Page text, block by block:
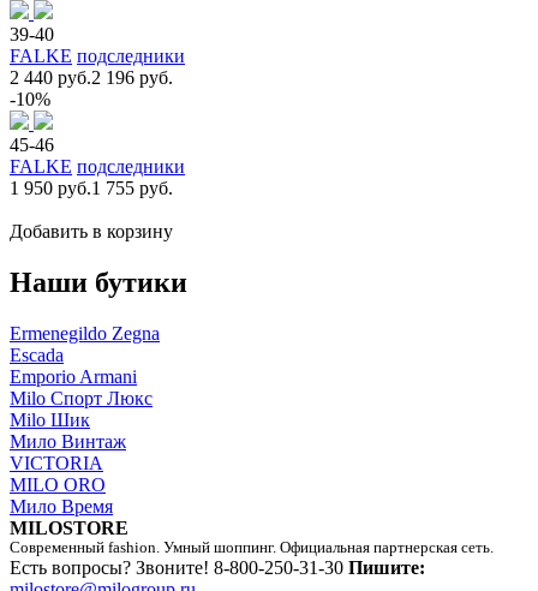
39-40
FALKE подследники
2 440 руб.2 196 руб.
-10%
45-46
FALKE подследники
1 950 руб.1 755 руб.
Добавить в корзину
Наши бутики
Ermenegildo Zegna
Escada
Emporio Armani
Milo Спорт Люкс
Milo Шик
Мило Винтаж
VICTORIA
MILO ORO
Мило Время
MILOSTORE
Современный fashion. Умный шоппинг. Официальная партнерская сеть.
Есть вопросы? Звоните! 8-800-250-31-30 Пишите: